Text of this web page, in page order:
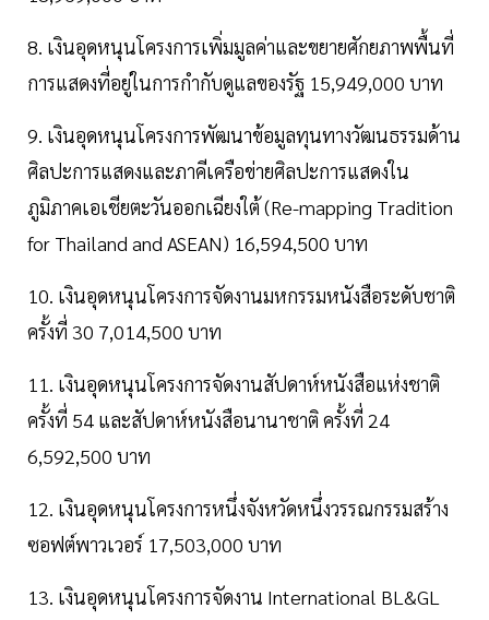
8. เงินอุดหนุนโครงการเพิ่มมูลค่าและขยายศักยภาพพื้นที่
การแสดงที่อยู่ในการกำกับดูแลของรัฐ 15,949,000 บาท
9. เงินอุดหนุนโครงการพัฒนาข้อมูลทุนทางวัฒนธรรมด้าน
ศิลปะการแสดงและภาคีเครือข่ายศิลปะการแสดงใน
ภูมิภาคเอเชียตะวันออกเฉียงใต้ (Re-mapping Tradition
for Thailand and ASEAN) 16,594,500 บาท
10. เงินอุดหนุนโครงการจัดงานมหกรรมหนังสือระดับชาติ
ครั้งที่ 30 7,014,500 บาท
11. เงินอุดหนุนโครงการจัดงานสัปดาห์หนังสือแห่งชาติ
ครั้งที่ 54 และสัปดาห์หนังสือนานาชาติ ครั้งที่ 24
6,592,500 บาท
12. เงินอุดหนุนโครงการหนึ่งจังหวัดหนึ่งวรรณกรรมสร้าง
ซอฟต์พาวเวอร์ 17,503,000 บาท
13. เงินอุดหนุนโครงการจัดงาน International BL&GL